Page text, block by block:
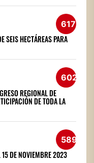
617
SEIS HECTÁREAS PARA
602
REGIONAL DE
DE TODA LA
589
DE NOVIEMBRE 2023